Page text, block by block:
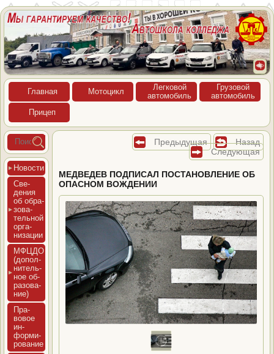
Глав­ная Мото­цикл
Лег­ко­вой
ав­то­мобиль
Гру­зовой
ав­то­мобиль
При­цеп
Новос­ти
Све­
дения
об об­ра­
зова­
тель­ной
ор­га­
низа­ции
МФЦДО
(до­пол­
ни­тель­
ное об­
ра­зова­
ние)
Пра­
вовое
ин­
форми­
рова­ние
Предыдущая
Назад
Следующая
МЕДВЕДЕВ ПОДПИСАЛ ПОСТАНОВЛЕНИЕ ОБ
ОПАСНОМ ВОЖДЕНИИ